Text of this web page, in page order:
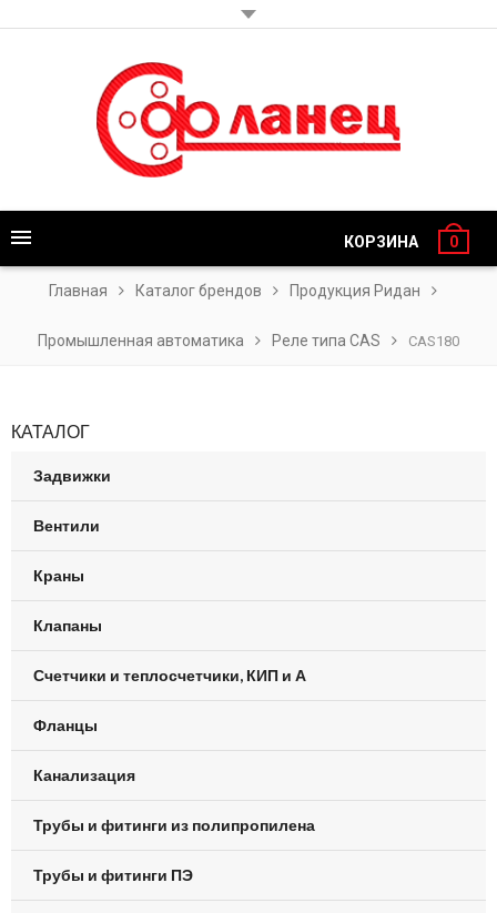
КОРЗИНА 0
Главная Каталог брендов Продукция Ридан
Промышленная автоматика Реле типа CAS CAS180
КАТАЛОГ
Задвижки
Вентили
Краны
Клапаны
Счетчики и теплосчетчики, КИП и А
Фланцы
Канализация
Трубы и фитинги из полипропилена
Трубы и фитинги ПЭ